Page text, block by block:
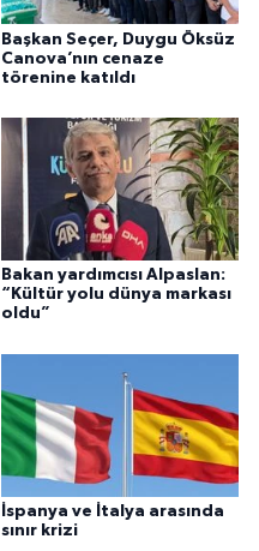
Başkan Seçer, Duygu Öksüz
Canova’nın cenaze
törenine katıldı
Bakan yardımcısı Alpaslan:
“Kültür yolu dünya markası
oldu”
İspanya ve İtalya arasında
sınır krizi